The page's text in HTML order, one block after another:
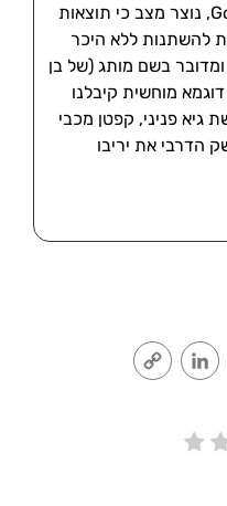
שהתבצעו באלגוריתם של Google, נוצר מצב כי תוצאות
להשתנות ללא היכר
בשם מותג (של בן
מוחשית קיבלנו
פניני, קפטן מכבי
הדרבי את יריבו
Email
LinkedIn